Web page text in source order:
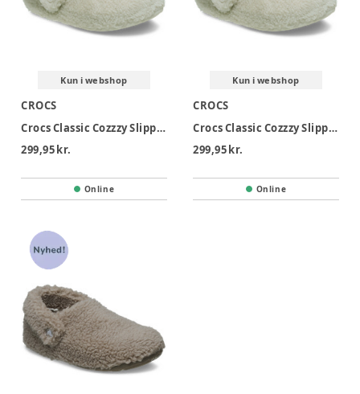
Kun i webshop
CROCS
Crocs Classic Cozzzy Slipper T - Stucco
299,95 kr.
Online
Kun i webshop
CROCS
Crocs Classic Cozzzy Slipper K - Stucco
299,95 kr.
Online